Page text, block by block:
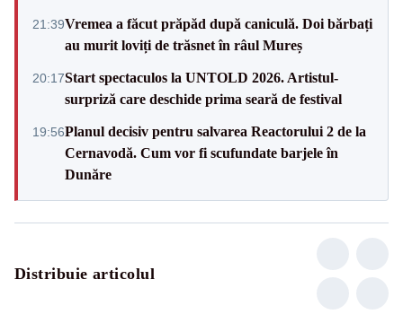
21:39Vremea a făcut prăpăd după caniculă. Doi bărbați
au murit loviți de trăsnet în râul Mureș
20:17Start spectaculos la UNTOLD 2026. Artistul-
surpriză care deschide prima seară de festival
19:56Planul decisiv pentru salvarea Reactorului 2 de la
Cernavodă. Cum vor fi scufundate barjele în
Dunăre
Distribuie articolul